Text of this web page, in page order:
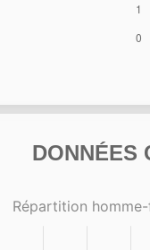
DONNÉES
Répartition